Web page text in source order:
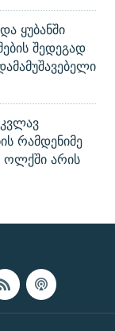
ყუბანში
შედეგად
რამდენიმე
ოლქში არის